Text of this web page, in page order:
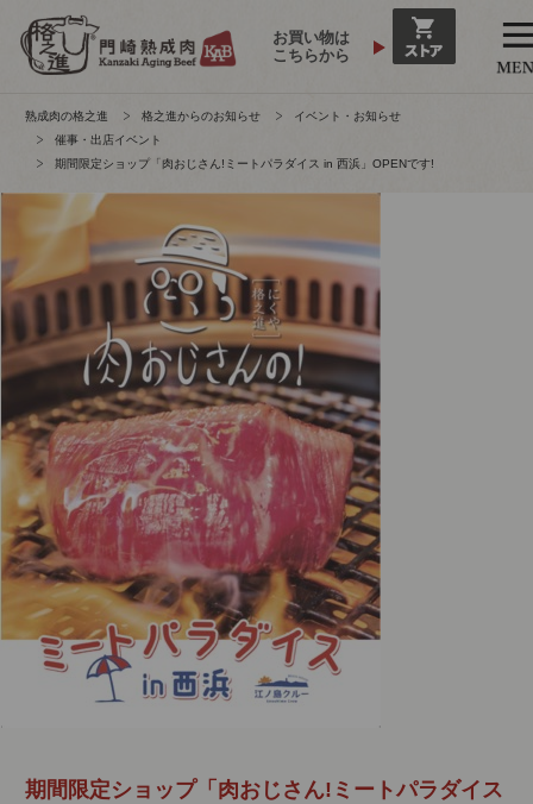
お買い物は
こちらから
熟成肉の格之進 格之進からのお知らせ
イベント・お知らせ
催事・出店イベント
期間限定ショップ「肉おじさん!ミートパラダイス in 西浜」OPENです!
期間限定ショップ「肉おじさん!ミートパラダイス